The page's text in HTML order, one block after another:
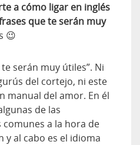
a cómo ligar en inglés
que te serán muy
😉
serán muy útiles”. Ni
del cortejo, ni este
manual del amor. En él
de las
a la hora de
y al cabo es el idioma